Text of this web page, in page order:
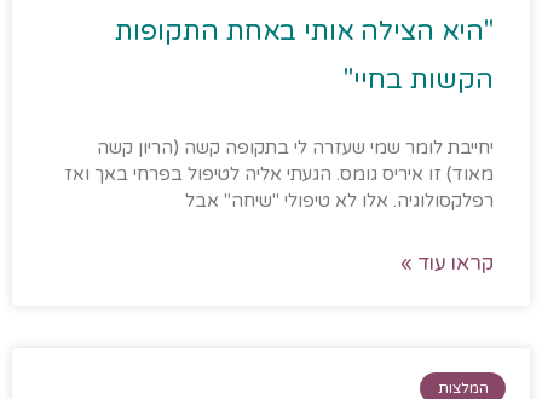
"היא הצילה אותי באחת התקופות
הקשות בחיי"
יחייבת לומר שמי שעזרה לי בתקופה קשה (הריון קשה
מאוד) זו איריס גומס. הגעתי אליה לטיפול בפרחי באך ואז
רפלקסולוגיה. אלו לא טיפולי "שיחה" אבל
קראו עוד »
המלצות